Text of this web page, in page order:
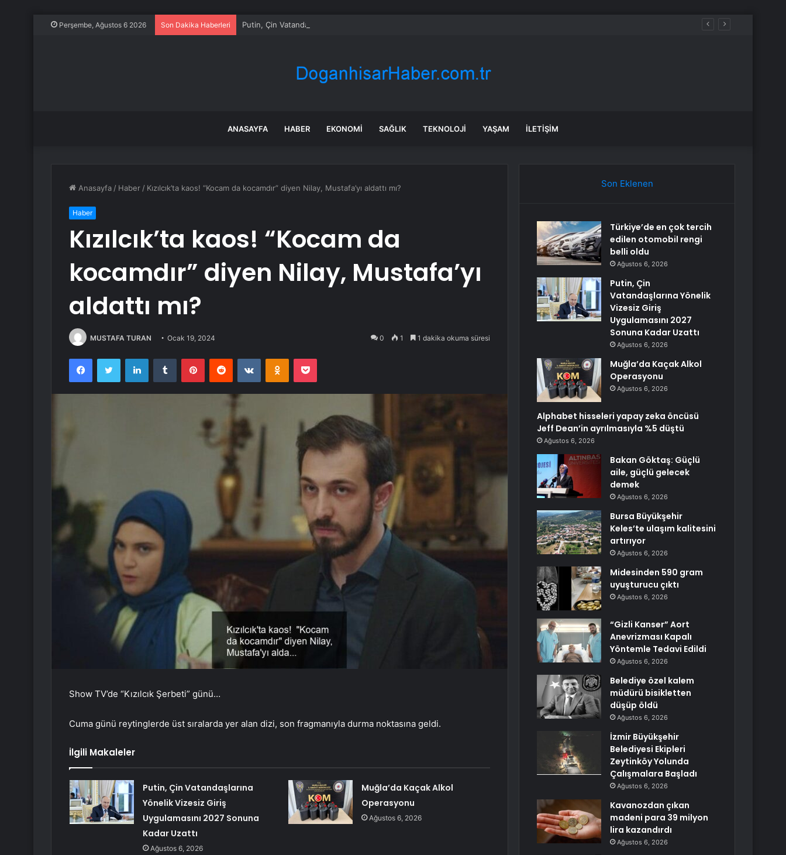
Perşembe, Ağustos 6 2026 Son Dakika Haberleri Putin, Çin Vatandaşlarına Yönelik Vizesiz Giriş Uygulamasını 2027 Sonuna Kadar Uzattı
ANASAYFA HABER EKONOMI SAĞLIK TEKNOLOJI YAŞAM İLETIŞIM
Anasayfa / Haber / Kızılcık’ta kaos! “Kocam da kocamdır” diyen Nilay, Mustafa’yı aldattı mı?
Haber
Kızılcık’ta kaos! “Kocam da
kocamdır” diyen Nilay, Mustafa’yı
aldattı mı?
MUSTAFA TURAN Ocak 19, 2024 0 1 1 dakika okuma süresi
FacebookTwitter LinkedInTumblr PinterestReddit VKontakteOdnoklassniki
Pocket
Show TV’de “Kızılcık Şerbeti” günü…
Cuma günü reytinglerde üst sıralarda yer alan dizi, son fragmanıyla durma noktasına geldi.
İlgili Makaleler
Putin, Çin Vatandaşlarına
Yönelik Vizesiz Giriş
Uygulamasını 2027 Sonuna
Kadar Uzattı
Ağustos 6, 2026
Muğla’da Kaçak Alkol
Operasyonu
Ağustos 6, 2026
Son Eklenen
Türkiye’de en çok tercih
edilen otomobil rengi
belli oldu
Ağustos 6, 2026
Putin, Çin
Vatandaşlarına Yönelik
Vizesiz Giriş
Uygulamasını 2027
Sonuna Kadar Uzattı
Ağustos 6, 2026
Muğla’da Kaçak Alkol
Operasyonu
Ağustos 6, 2026
Alphabet hisseleri yapay zeka öncüsü
Jeff Dean’in ayrılmasıyla %5 düştü
Ağustos 6, 2026
Bakan Göktaş: Güçlü
aile, güçlü gelecek
demek
Ağustos 6, 2026
Bursa Büyükşehir
Keles’te ulaşım kalitesini
artırıyor
Ağustos 6, 2026
Midesinden 590 gram
uyuşturucu çıktı
Ağustos 6, 2026
“Gizli Kanser” Aort
Anevrizması Kapalı
Yöntemle Tedavi Edildi
Ağustos 6, 2026
Belediye özel kalem
müdürü bisikletten
düşüp öldü
Ağustos 6, 2026
İzmir Büyükşehir
Belediyesi Ekipleri
Zeytinköy Yolunda
Çalışmalara Başladı
Ağustos 6, 2026
Kavanozdan çıkan
madeni para 39 milyon
lira kazandırdı
Ağustos 6, 2026